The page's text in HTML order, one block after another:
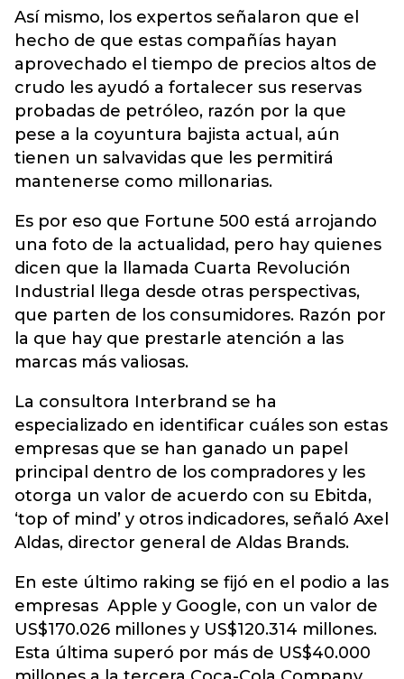
Así mismo, los expertos señalaron que el
hecho de que estas compañías hayan
aprovechado el tiempo de precios altos de
crudo les ayudó a fortalecer sus reservas
probadas de petróleo, razón por la que
pese a la coyuntura bajista actual, aún
tienen un salvavidas que les permitirá
mantenerse como millonarias.
Es por eso que Fortune 500 está arrojando
una foto de la actualidad, pero hay quienes
dicen que la llamada Cuarta Revolución
Industrial llega desde otras perspectivas,
que parten de los consumidores. Razón por
la que hay que prestarle atención a las
marcas más valiosas.
La consultora Interbrand se ha
especializado en identificar cuáles son estas
empresas que se han ganado un papel
principal dentro de los compradores y les
otorga un valor de acuerdo con su Ebitda,
‘top of mind’ y otros indicadores, señaló Axel
Aldas, director general de Aldas Brands.
En este último raking se fijó en el podio a las
empresas Apple y Google, con un valor de
US$170.026 millones y US$120.314 millones.
Esta última superó por más de US$40.000